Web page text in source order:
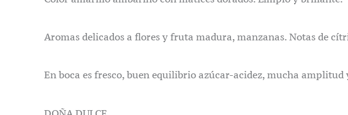
Aromas delicados a flores y fruta madura, manzanas. Notas de
En boca es fresco, buen equilibrio azúcar-acidez, mucha amplitud